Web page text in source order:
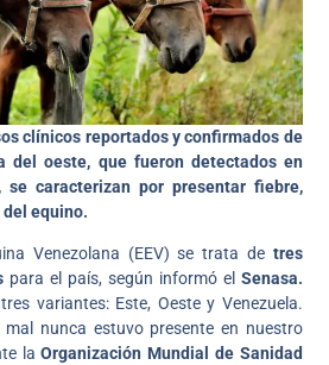
clínicos reportados y confirmados de
del oeste, que fueron detectados en
se caracterizan por presentar fiebre,
equino.
Venezolana (EEV) se trata de tres
para el país, según informó el Senasa.
variantes: Este, Oeste y Venezuela.
nunca estuvo presente en nuestro
laOrganización Mundial de Sanidad